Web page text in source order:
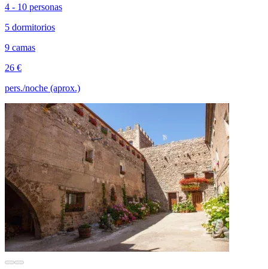
4 - 10 personas
5 dormitorios
9 camas
26 €
pers./noche (aprox.)